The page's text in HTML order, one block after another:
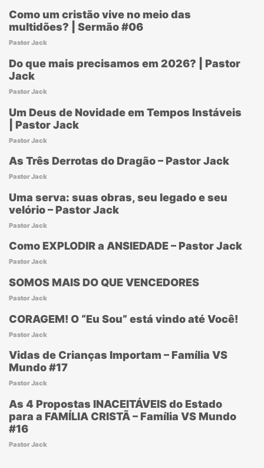
Como um cristão vive no meio das
multidões? | Sermão #06
Pastor Jack
Do que mais precisamos em 2026? | Pastor
Jack
Pastor Jack
Um Deus de Novidade em Tempos Instáveis
| Pastor Jack
Pastor Jack
As Três Derrotas do Dragão – Pastor Jack
Pastor Jack
Uma serva: suas obras, seu legado e seu
velório – Pastor Jack
Pastor Jack
Como EXPLODIR a ANSIEDADE – Pastor Jack
Pastor Jack
SOMOS MAIS DO QUE VENCEDORES
Pastor Jack
CORAGEM! O “Eu Sou” está vindo até Você!
Pastor Jack
Vidas de Crianças Importam – Família VS
Mundo #17
Pastor Jack
As 4 Propostas INACEITÁVEIS do Estado
para a FAMÍLIA CRISTÃ – Família VS Mundo
#16
Pastor Jack